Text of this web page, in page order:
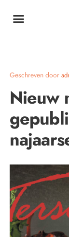
Geschreven door
Nieuw